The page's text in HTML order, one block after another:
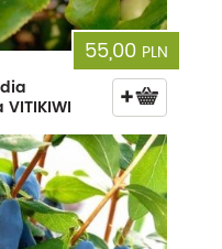
55,00 PLN